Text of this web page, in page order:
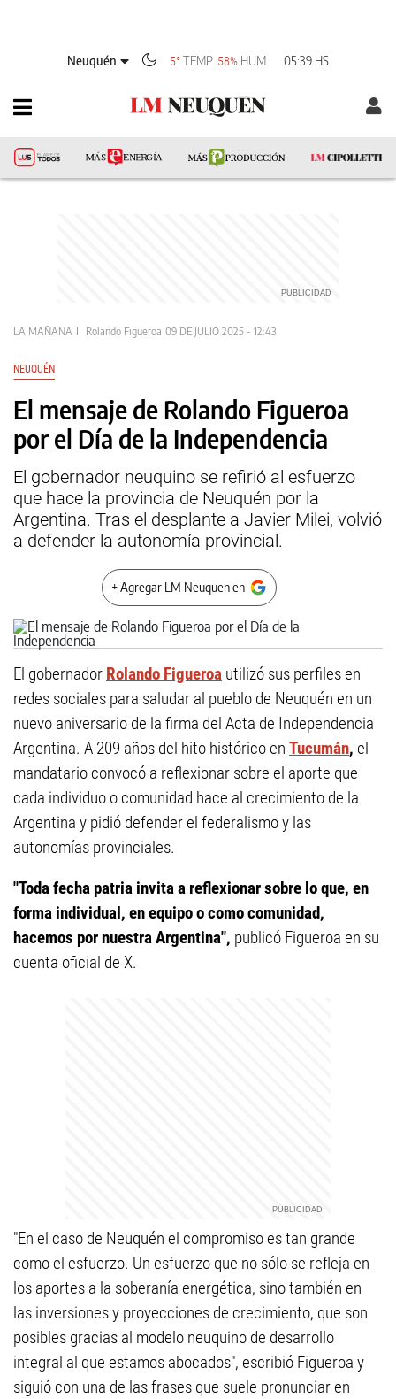
Neuquén 5° TEMP 58% HUM 05:39 HS
LA MAÑANA Rolando Figueroa 09 DE JULIO 2025 - 12:43
NEUQUÉN
El mensaje de Rolando Figueroa
por el Día de la Independencia
El gobernador neuquino se refirió al esfuerzo
que hace la provincia de Neuquén por la
Argentina. Tras el desplante a Javier Milei, volvió
a defender la autonomía provincial.
+ Agregar LM Neuquen en
El gobernador Rolando Figueroa utilizó sus perfiles en
redes sociales para saludar al pueblo de Neuquén en un
nuevo aniversario de la firma del Acta de Independencia
Argentina. A 209 años del hito histórico en Tucumán, el
mandatario convocó a reflexionar sobre el aporte que
cada individuo o comunidad hace al crecimiento de la
Argentina y pidió defender el federalismo y las
autonomías provinciales.
"Toda fecha patria invita a reflexionar sobre lo que, en
forma individual, en equipo o como comunidad,
hacemos por nuestra Argentina", publicó Figueroa en su
cuenta oficial de X.
"En el caso de Neuquén el compromiso es tan grande
como el esfuerzo. Un esfuerzo que no sólo se refleja en
los aportes a la soberanía energética, sino también en
las inversiones y proyecciones de crecimiento, que son
posibles gracias al modelo neuquino de desarrollo
integral al que estamos abocados", escribió Figueroa y
siguió con una de las frases que suele pronunciar en